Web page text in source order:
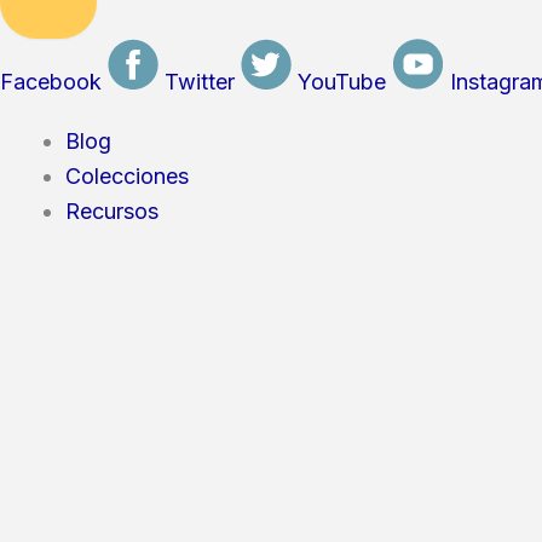
Facebook Twitter YouTube
Blog
Colecciones
Recursos